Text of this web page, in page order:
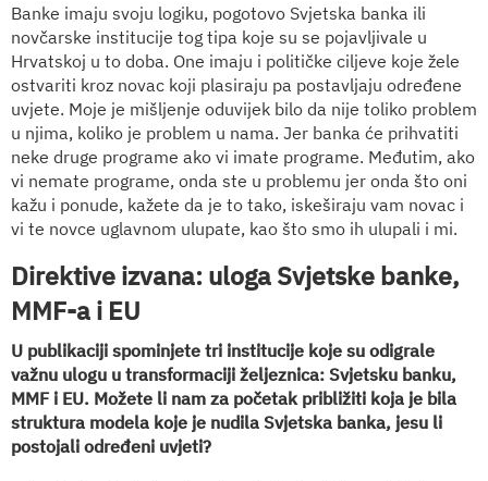
Banke imaju svoju logiku, pogotovo Svjetska banka ili
novčarske institucije tog tipa koje su se pojavljivale u
Hrvatskoj u to doba. One imaju i političke ciljeve koje žele
ostvariti kroz novac koji plasiraju pa postavljaju određene
uvjete. Moje je mišljenje oduvijek bilo da nije toliko problem
u njima, koliko je problem u nama. Jer banka će prihvatiti
neke druge programe ako vi imate programe. Međutim, ako
vi nemate programe, onda ste u problemu jer onda što oni
kažu i ponude, kažete da je to tako, iskeširaju vam novac i
vi te novce uglavnom ulupate, kao što smo ih ulupali i mi.
Direktive izvana: uloga Svjetske banke,
MMF-a i EU
U publikaciji spominjete tri institucije koje su odigrale
važnu ulogu u transformaciji željeznica: Svjetsku banku,
MMF i EU. Možete li nam za početak približiti koja je bila
struktura modela koje je nudila Svjetska banka, jesu li
postojali određeni uvjeti?